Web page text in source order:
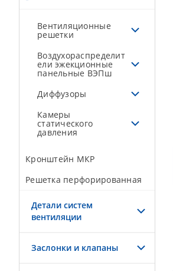
Вентиляционные
решетки
Воздухораспределит
ели эжекционные
панельные ВЭПш
Диффузоры
Камеры
статического
давления
Кронштейн МКР
Решетка перфорированная
Детали систем
вентиляции
Заслонки и клапаны